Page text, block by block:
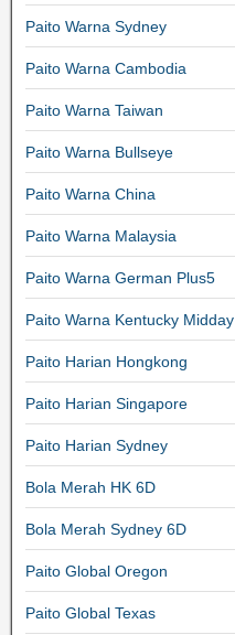
Paito Warna Sydney
Paito Warna Cambodia
Paito Warna Taiwan
Paito Warna Bullseye
Paito Warna China
Paito Warna Malaysia
Paito Warna German Plus5
Paito Warna Kentucky Midday
Paito Harian Hongkong
Paito Harian Singapore
Paito Harian Sydney
Bola Merah HK 6D
Bola Merah Sydney 6D
Paito Global Oregon
Paito Global Texas